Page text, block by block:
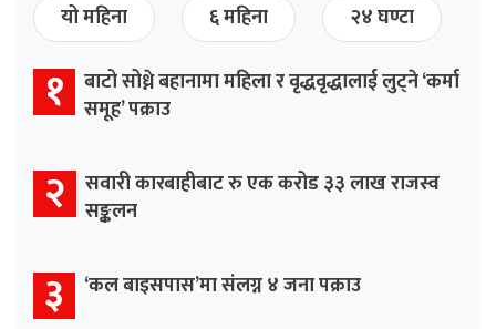
यो महिना
६ महिना २४ घण्टा
१ बाटो सोध्ने बहानामा महिला र वृद्धवृद्धालाई लुट्ने ‘कर्मा
समूह’ पक्राउ
२ सवारी कारबाहीबाट रु एक करोड ३३ लाख राजस्व
सङ्कलन
३ ‘कल बाइसपास’मा संलग्न ४ जना पक्राउ